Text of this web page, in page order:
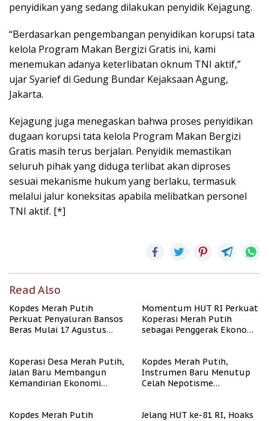
penyidikan yang sedang dilakukan penyidik Kejagung.
“Berdasarkan pengembangan penyidikan korupsi tata
kelola Program Makan Bergizi Gratis ini, kami
menemukan adanya keterlibatan oknum TNI aktif,”
ujar Syarief di Gedung Bundar Kejaksaan Agung,
Jakarta.
Kejagung juga menegaskan bahwa proses penyidikan
dugaan korupsi tata kelola Program Makan Bergizi
Gratis masih terus berjalan. Penyidik memastikan
seluruh pihak yang diduga terlibat akan diproses
sesuai mekanisme hukum yang berlaku, termasuk
melalui jalur koneksitas apabila melibatkan personel
TNI aktif. [*]
Read Also
Kopdes Merah Putih
Perkuat Penyaluran Bansos
Beras Mulai 17 Agustus
Momentum HUT RI Perkuat
Koperasi Merah Putih
sebagai Penggerak Ekonomi
Koperasi Desa Merah Putih,
Jalan Baru Membangun
Kemandirian Ekonomi
Kopdes Merah Putih,
Instrumen Baru Menutup
Celah Nepotisme
Kopdes Merah Putih
Jelang HUT ke-81 RI, Hoaks